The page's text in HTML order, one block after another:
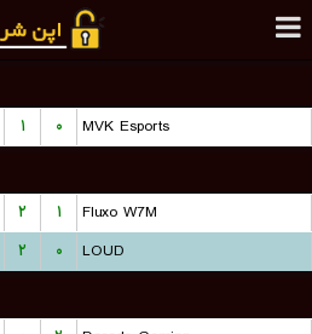
۱ ۰
MVK Esports
۲ ۱
Fluxo W7M
۲ ۰
LOUD